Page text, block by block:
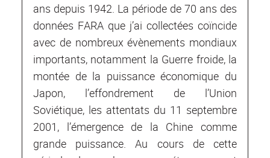
ans depuis 1942. La période de 70 ans des
données FARA que j’ai collectées coïncide
avec de nombreux évènements mondiaux
importants, notamment la Guerre froide, la
montée de la puissance économique du
Japon, l’effondrement de l’Union
Soviétique, les attentats du 11 septembre
2001, l’émergence de la Chine comme
grande puissance. Au cours de cette